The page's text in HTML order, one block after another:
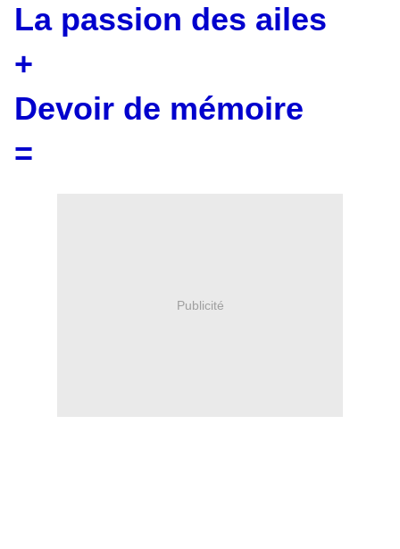
La passion des ailes
+
Devoir de mémoire
=
Publicité